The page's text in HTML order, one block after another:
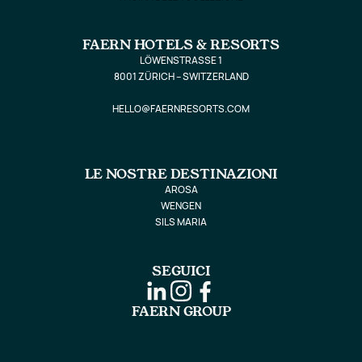
FAERN HOTELS & RESORTS
LÖWENSTRASSE 1
8001 ZÜRICH – SWITZERLAND
HELLO@FAERNRESORTS.COM
LE NOSTRE DESTINAZIONI
AROSA
WENGEN
SILS MARIA
SEGUICI
FAERN GROUP